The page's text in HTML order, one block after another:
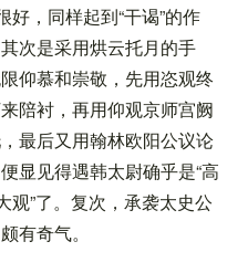
好，同样起到“干谒”的作
次是采用烘云托月的手
仰慕和崇敬，先用恣观终
陪衬，再用仰观京师宫阙
最后又用翰林欧阳公议论
显见得遇韩太尉确乎是“高
观”了。复次，承袭太史公
有奇气。